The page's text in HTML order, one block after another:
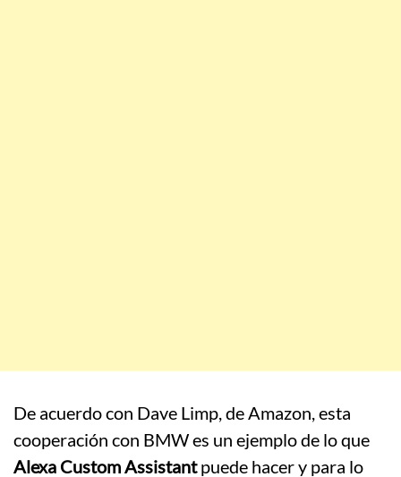
De acuerdo con Dave Limp, de Amazon, esta
cooperación con BMW es un ejemplo de lo que
Alexa Custom Assistantpuede hacer y para lo